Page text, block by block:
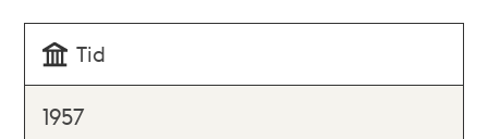
Tid
1957